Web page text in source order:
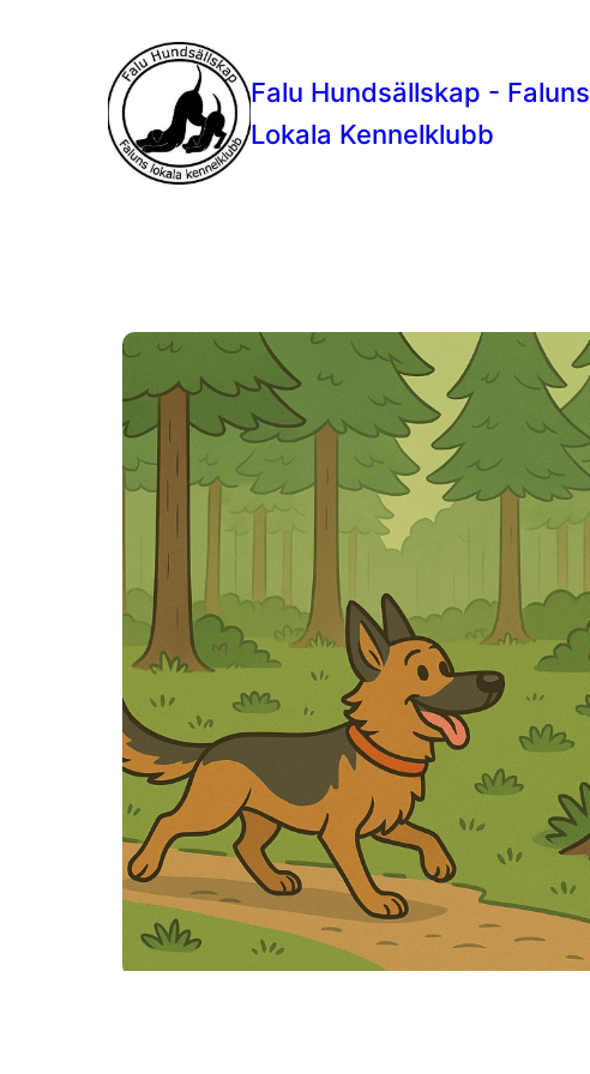
Falu Hundsällskap - Faluns
Lokala Kennelklubb